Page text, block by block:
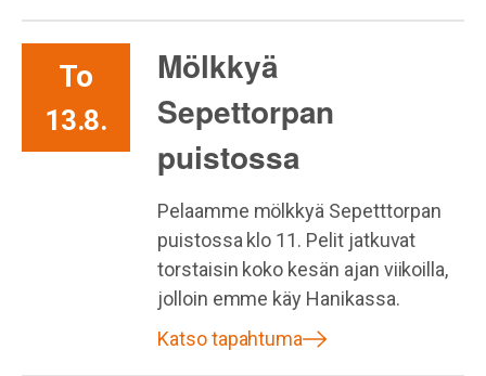
To
13.8.
Mölkkyä
Sepettorpan
puistossa
Pelaamme mölkkyä Sepetttorpan
puistossa klo 11. Pelit jatkuvat
torstaisin koko kesän ajan viikoilla,
jolloin emme käy Hanikassa.
Katso tapahtuma